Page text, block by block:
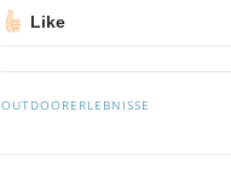
Like
OUTDOORERLEBNISSE